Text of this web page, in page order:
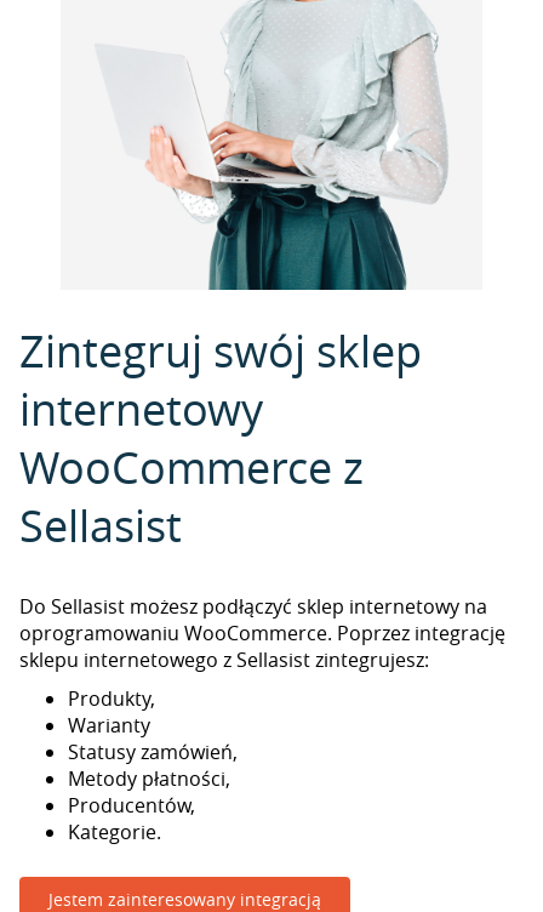
Zintegruj swój sklep
internetowy
WooCommerce z
Sellasist
Do Sellasist możesz podłączyć sklep internetowy na
oprogramowaniu WooCommerce. Poprzez integrację
sklepu internetowego z Sellasist zintegrujesz:
Produkty,
Warianty
Statusy zamówień,
Metody płatności,
Producentów,
Kategorie.
Jestem zainteresowany integracją